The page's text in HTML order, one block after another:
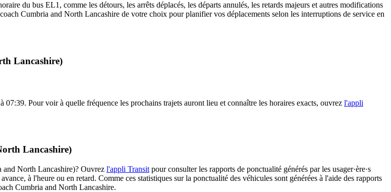
du bus EL1, comme les détours, les arrêts déplacés, les départs annulés, les retards majeurs et autres modifications
Cumbria and North Lancashire de votre choix pour planifier vos déplacements selon les interruptions de service en
Lancashire)
Pour voir à quelle fréquence les prochains trajets auront lieu et connaître les horaires exacts, ouvrez l'appli
Lancashire)
and North Lancashire)? Ouvrez l'appli Transit pour consulter les rapports de ponctualité générés par les usager·ère·s
à l'heure ou en retard. Comme ces statistiques sur la ponctualité des véhicules sont générées à l'aide des rapports
Cumbria and North Lancashire.